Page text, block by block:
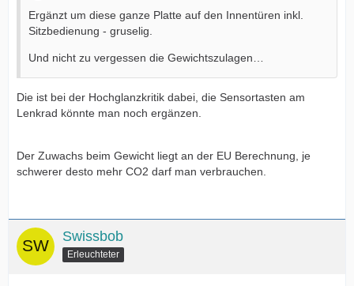
Ergänzt um diese ganze Platte auf den Innentüren inkl.
Sitzbedienung - gruselig.
Und nicht zu vergessen die Gewichtszulagen…
Die ist bei der Hochglanzkritik dabei, die Sensortasten am
Lenkrad könnte man noch ergänzen.
Der Zuwachs beim Gewicht liegt an der EU Berechnung, je
schwerer desto mehr CO2 darf man verbrauchen.
Swissbob
Erleuchteter